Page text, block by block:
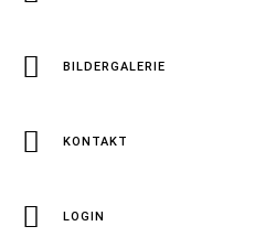
BILDERGALERIE
KONTAKT
LOGIN